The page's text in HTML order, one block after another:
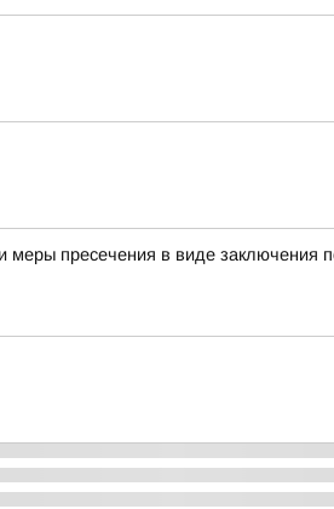
меры пресечения в виде заключения